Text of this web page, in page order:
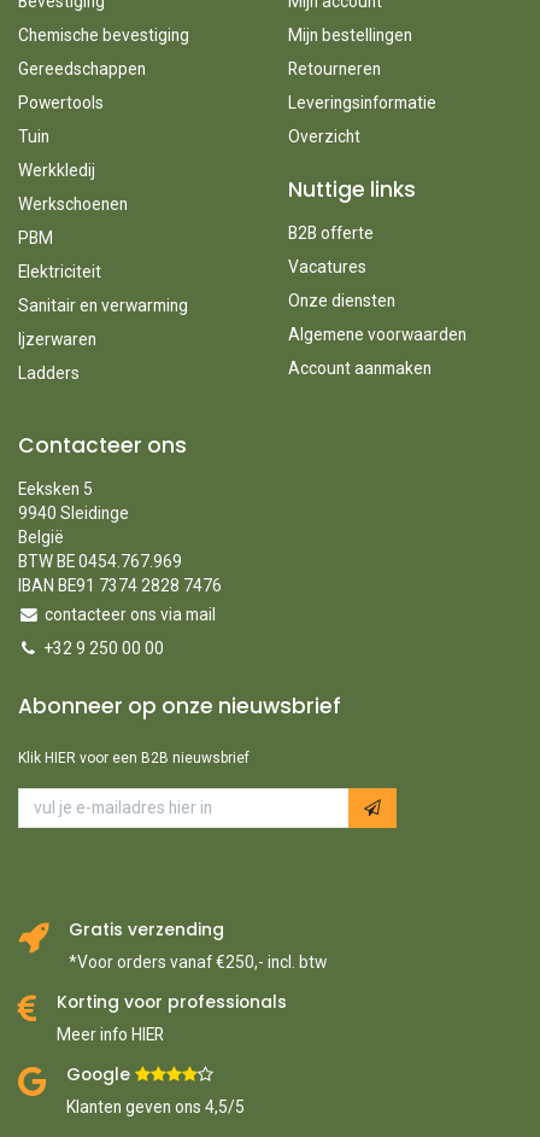
Chemische bevestiging
Gereedschappen
Powertools
Tuin
Werkkledij
Werkschoenen
PBM
Elektriciteit
Sanitair en verwarming
Ijzerwaren
Ladders
Mijn bestellingen
Retourneren
Leveringsinformatie
Overzicht
Nuttige links
B2B offerte
Vacatures
Onze diensten
Algemene voorwaarden
Account aanmaken
Contacteer ons
Eeksken 5
9940 Sleidinge
België
BTW BE 0454.767.969
IBAN BE91 7374 2828 7476
contacteer ons via mail
+32 9 250 00 00
Abonneer op onze nieuwsbrief
Klik HIER voor een B2B nieuwsbrief
Gratis verzending
*Voor orders vanaf €250,- incl. btw
Korting voor professionals
Meer info HIER
Google ​
Klanten geven ons 4,5/5